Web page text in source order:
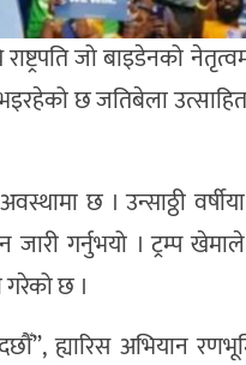
जो बाइडेनको
छ जतिबेला
छ । उन्साठ्ठी
गर्नुभयो । ट्रम्प
गरेको छ ।
ह्यारिस अभियान